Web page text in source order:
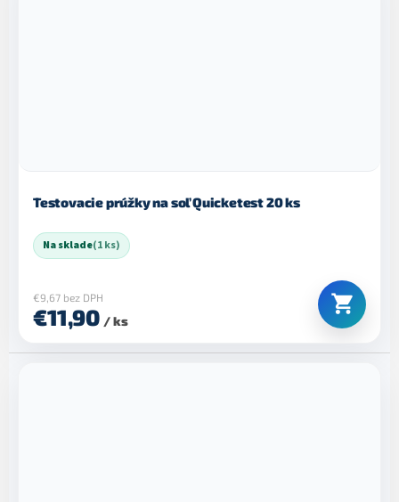
Testovacie prúžky na soľ Quicketest 20 ks
Na sklade(1 ks)
€9,67 bez DPH
€11,90 / ks